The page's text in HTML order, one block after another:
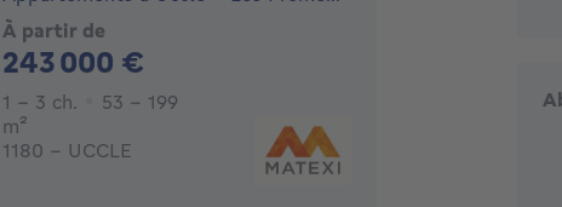
À partir de
243 000 €
1 - 3 Chambres
1 - 3 ch.
53 - 199
m²
1180 - UCCLE